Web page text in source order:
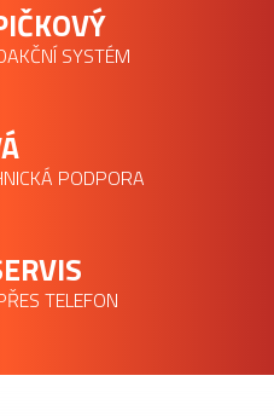
SYSTÉM
PODPORA
TELEFON